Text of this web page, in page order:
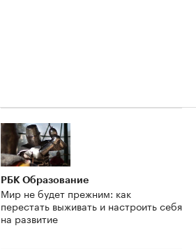
РБК Образование
Мир не будет прежним: как
перестать выживать и настроить себя
на развитие